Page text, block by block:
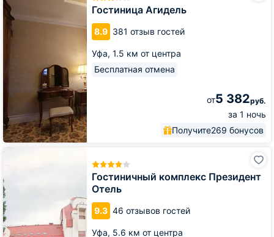
Гостиница Агидель
8.9 381 отзыв гостей
Уфа, 1.5 км от центра
Бесплатная отмена
от5 382руб.
за 1 ночь
Получите269 бонусов
Гостиничный комплекс Президент
Отель
9.3 46 отзывов гостей
Уфа, 5.6 км от центра
Гостиничный
Отель